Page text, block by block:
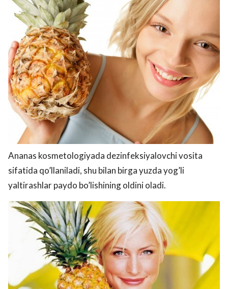
Ananas kosmetologiyada dezinfeksiyalovchi vosita
sifatida qo’llaniladi, shu bilan birga yuzda yog’li
yaltirashlar paydo bo’lishining oldini oladi.